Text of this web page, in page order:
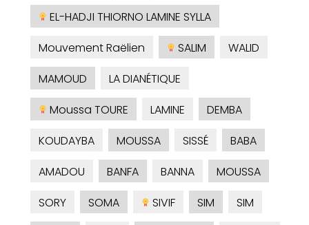
EL-HADJI THIORNO LAMINE SYLLA
Mouvement Raëlien
SALIM
WALID
MAMOUD
LA DIANÉTIQUE
Moussa TOURE
LAMINE
DEMBA
KOUDAYBA
MOUSSA SISSÉ
BABA
AMADOU
BANFA BANNA
MOUSSA
SORY
SOMA SIVIF SIM
SIM